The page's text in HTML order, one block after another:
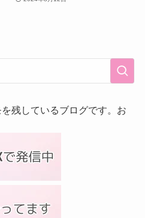
残しているブログです。お